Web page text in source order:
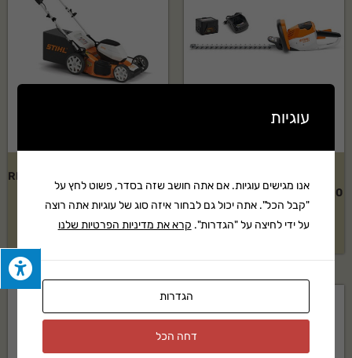
AK10 ומטען STIHL דגם: HSA 56
בקשה להצעת מחיר
גוף מכסחת דשא נטענת RMA 460
סטיל
בקשה להצעת מחיר
עוגיות
אנו מגישים עוגיות. אם אתה חושב שזה בסדר, פשוט לחץ על
"קבל הכל". אתה יכול גם לבחור איזה סוג של עוגיות אתה רוצה
על ידי לחיצה על "הגדרות". קרא את מדיניות הפרטיות שלנו
הגדרות
דחה הכל